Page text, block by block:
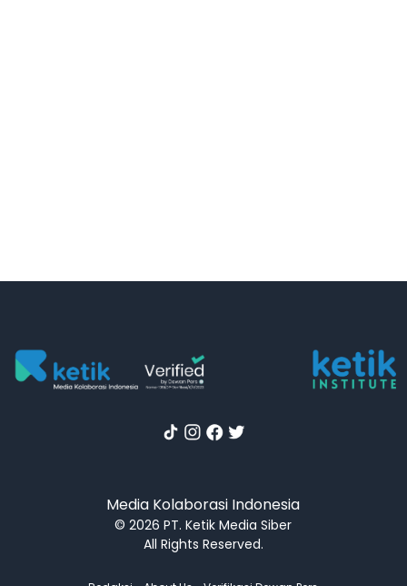
Media Kolaborasi Indonesia
© 2026 PT. Ketik Media Siber
All Rights Reserved.